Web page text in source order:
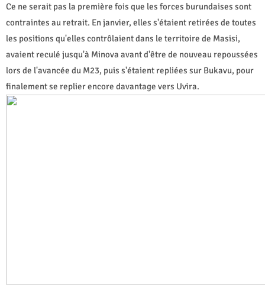
Ce ne serait pas la première fois que les forces burundaises sont
contraintes au retrait. En janvier, elles s'étaient retirées de toutes
les positions qu'elles contrôlaient dans le territoire de Masisi,
avaient reculé jusqu'à Minova avant d'être de nouveau repoussées
lors de l'avancée du M23, puis s'étaient repliées sur Bukavu, pour
finalement se replier encore davantage vers Uvira.